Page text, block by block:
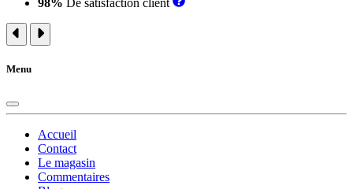
98% De satisfaction client
Menu
Accueil
Contact
Le magasin
Commentaires